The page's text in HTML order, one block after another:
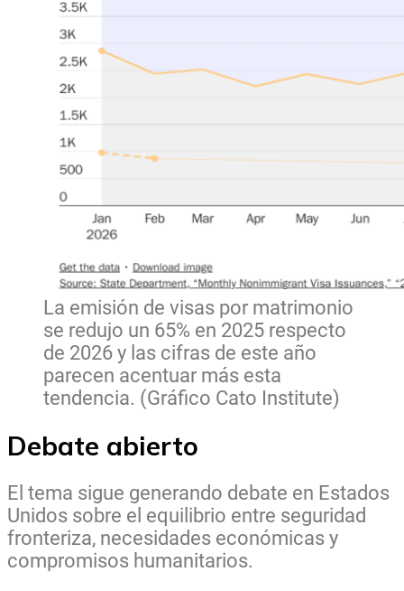
La emisión de visas por matrimonio
se redujo un 65% en 2025 respecto
de 2026 y las cifras de este año
parecen acentuar más esta
tendencia. (Gráfico Cato Institute)
Debate abierto
El tema sigue generando debate en Estados
Unidos sobre el equilibrio entre seguridad
fronteriza, necesidades económicas y
compromisos humanitarios.